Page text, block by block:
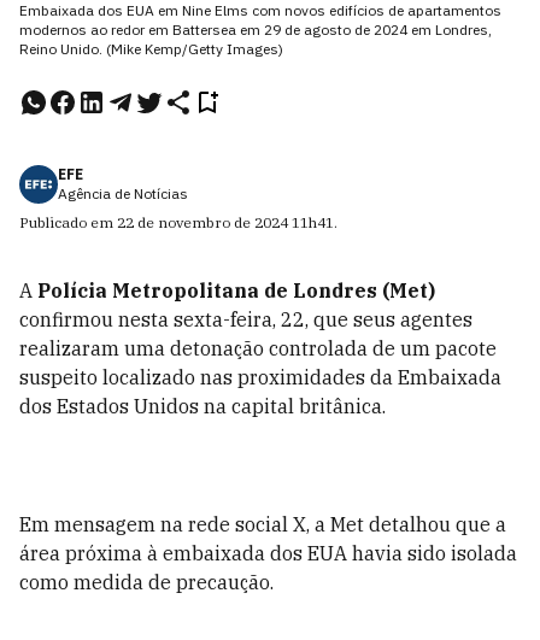
Embaixada dos EUA em Nine Elms com novos edifícios de apartamentos
modernos ao redor em Battersea em 29 de agosto de 2024 em Londres,
Reino Unido. (Mike Kemp/Getty Images)
EFE
Agência de Notícias
Publicado em 22 de novembro de 2024 11h41.
A Polícia Metropolitana de Londres (Met)
confirmou nesta sexta-feira, 22, que seus agentes
realizaram uma detonação controlada de um pacote
suspeito localizado nas proximidades da Embaixada
dos Estados Unidos na capital britânica.
Em mensagem na rede social X, a Met detalhou que a
área próxima à embaixada dos EUA havia sido isolada
como medida de precaução.